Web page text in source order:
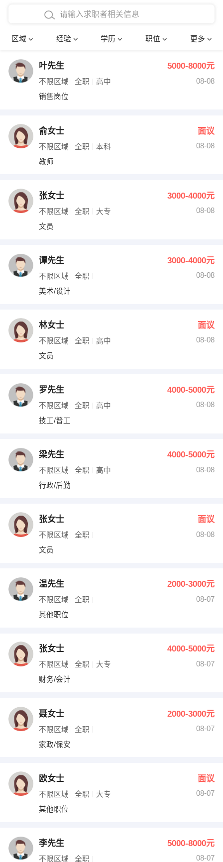
区域 经验 学历 职位 更多
在校学生工作经验
四年以上工作经验
五年以上工作经验
博士
文员 护士
财务会计
网络IT
收银员
水电/机修
编辑 法律
其他职位
确定
叶先生 5000-8000元
不限区域 全职 高中
08-08
销售岗位
俞女士 面议
不限区域 全职 本科
08-08
教师
张女士 3000-4000元
不限区域 全职 大专
08-08
文员
谭先生 3000-4000元
不限区域 全职
08-08
美术/设计
林女士 面议
不限区域 全职 高中
08-08
文员
罗先生 4000-5000元
不限区域 全职 高中
08-08
技工/普工
梁先生 4000-5000元
不限区域 全职 高中
08-08
行政/后勤
张女士 面议
不限区域 全职
08-08
文员
温先生 2000-3000元
不限区域 全职
08-07
其他职位
张女士 4000-5000元
不限区域 全职 大专
08-07
财务/会计
聂女士 2000-3000元
不限区域 全职
08-07
家政/保安
欧女士 面议
不限区域 全职 大专
08-07
其他职位
李先生 5000-8000元
不限区域 全职
08-07